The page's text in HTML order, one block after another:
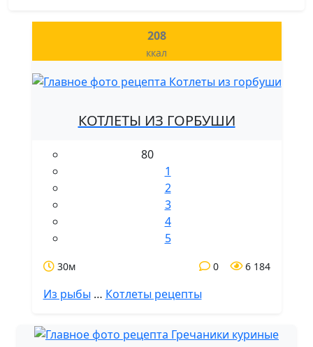
208
ккал
КОТЛЕТЫ ИЗ ГОРБУШИ
80
1
2
3
4
5
30м 6 184
0
Из рыбы … Котлеты рецепты